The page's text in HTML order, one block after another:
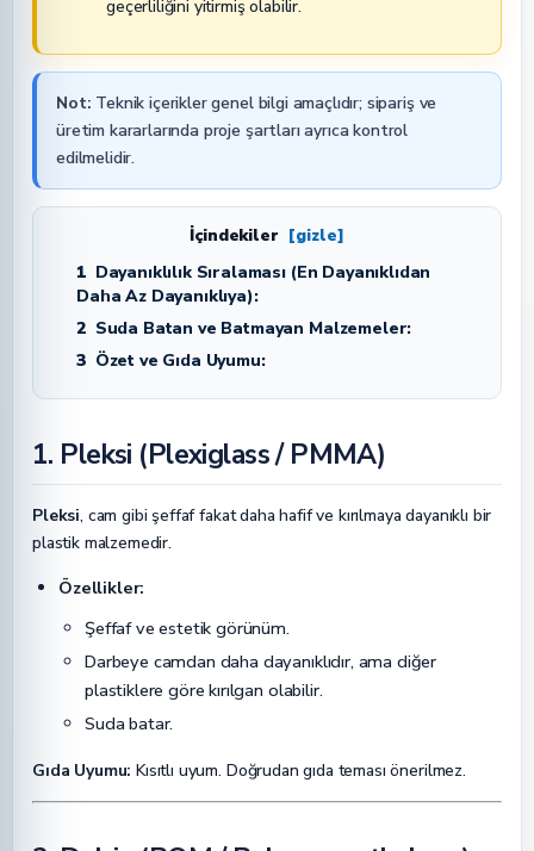
geçerliliğini yitirmiş olabilir.
Not: Teknik içerikler genel bilgi amaçlıdır; sipariş ve
üretim kararlarında proje şartları ayrıca kontrol
edilmelidir.
İçindekiler [gizle]
1 Dayanıklılık Sıralaması (En Dayanıklıdan
Daha Az Dayanıklıya):
2 Suda Batan ve Batmayan Malzemeler:
3 Özet ve Gıda Uyumu:
1. Pleksi (Plexiglass / PMMA)
Pleksi, cam gibi şeffaf fakat daha hafif ve kırılmaya dayanıklı bir
plastik malzemedir.
Özellikler:
Şeffaf ve estetik görünüm.
Darbeye camdan daha dayanıklıdır, ama diğer
plastiklere göre kırılgan olabilir.
Suda batar.
Gıda Uyumu: Kısıtlı uyum. Doğrudan gıda teması önerilmez.